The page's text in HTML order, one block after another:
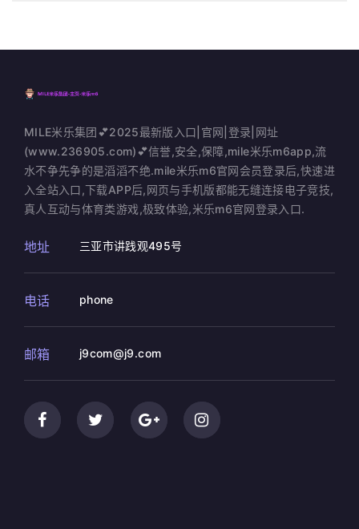
MILE米乐集团💕2025最新版入口|官网|登录|网址
(www.236905.com)💕信誉,安全,保障,mile米乐m6app,流
水不争先争的是滔滔不绝.mile米乐m6官网会员登录后,快速进
入全站入口,下载APP后,网页与手机版都能无缝连接电子竞技,
真人互动与体育类游戏,极致体验,米乐m6官网登录入口.
地址 三亚市讲践观495号
电话 phone
邮箱 j9com@j9.com